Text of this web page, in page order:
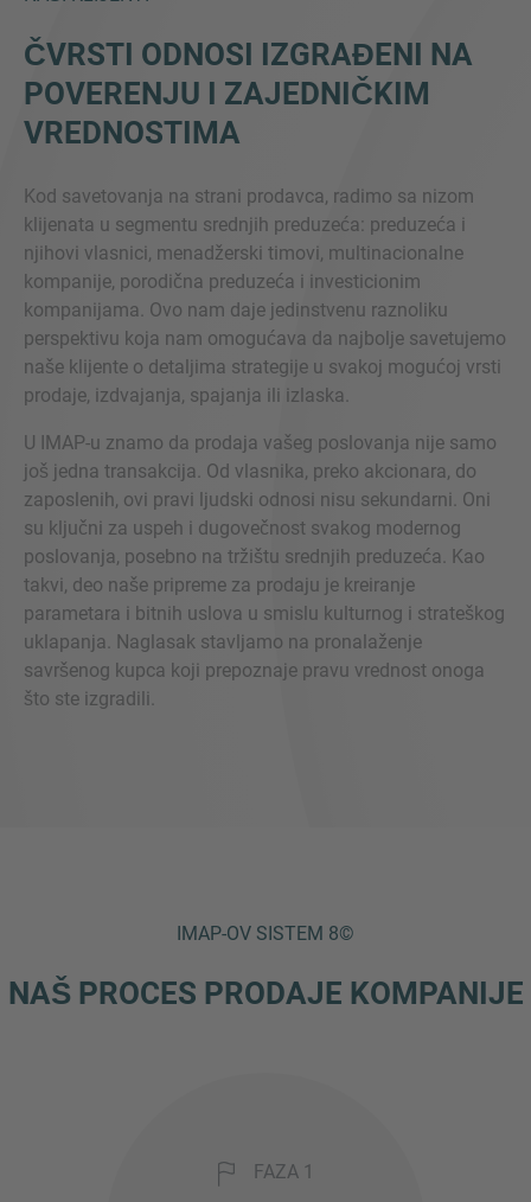
ČVRSTI ODNOSI IZGRAĐENI NA
POVERENJU I ZAJEDNIČKIM
VREDNOSTIMA
Kod savetovanja na strani prodavca, radimo sa nizom
klijenata u segmentu srednjih preduzeća: preduzeća i
njihovi vlasnici, menadžerski timovi, multinacionalne
kompanije, porodična preduzeća i investicionim
kompanijama. Ovo nam daje jedinstvenu raznoliku
perspektivu koja nam omogućava da najbolje savetujemo
naše klijente o detaljima strategije u svakoj mogućoj vrsti
prodaje, izdvajanja, spajanja ili izlaska.
U IMAP-u znamo da prodaja vašeg poslovanja nije samo
još jedna transakcija. Od vlasnika, preko akcionara, do
zaposlenih, ovi pravi ljudski odnosi nisu sekundarni. Oni
su ključni za uspeh i dugovečnost svakog modernog
poslovanja, posebno na tržištu srednjih preduzeća. Kao
takvi, deo naše pripreme za prodaju je kreiranje
parametara i bitnih uslova u smislu kulturnog i strateškog
uklapanja. Naglasak stavljamo na pronalaženje
savršenog kupca koji prepoznaje pravu vrednost onoga
što ste izgradili.
IMAP-OV SISTEM 8©
NAŠ PROCES PRODAJE KOMPANIJE
FAZA 1